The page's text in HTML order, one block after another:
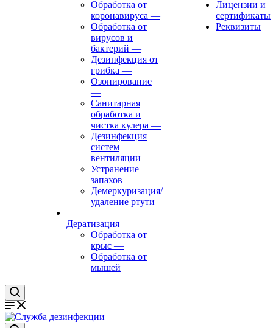
Обработка от
коронавируса —
Обработка от
вирусов и
бактерий —
Дезинфекция от
грибка —
Озонирование
—
Санитарная
обработка и
чистка кулера —
Дезинфекция
систем
вентиляции —
Устранение
запахов —
Демеркуризация/
удаление ртути
Дератизация
Обработка от
крыс —
Обработка от
мышей
Лицензии и
сертификаты
Реквизиты